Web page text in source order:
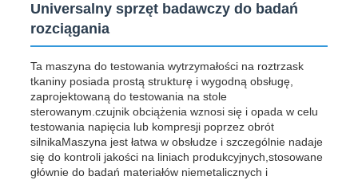
Universalny sprzęt badawczy do badań
rozciągania
Ta maszyna do testowania wytrzymałości na roztrzask
tkaniny posiada prostą strukturę i wygodną obsługę,
zaprojektowaną do testowania na stole
sterowanym.czujnik obciążenia wznosi się i opada w celu
testowania napięcia lub kompresji poprzez obrót
silnikaMaszyna jest łatwa w obsłudze i szczególnie nadaje
się do kontroli jakości na liniach produkcyjnych,stosowane
głównie do badań materiałów niemetalicznych i